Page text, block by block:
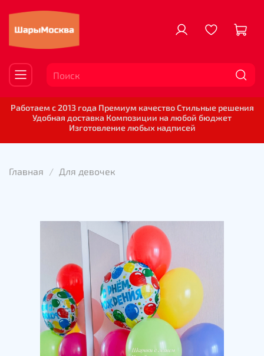
Работаем с 2013 года Премиум качество Стильные решения
Удобная доставка Композиции на любой бюджет
Изготовление любых надписей
Главная Для девочек